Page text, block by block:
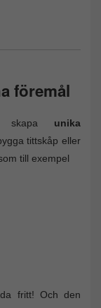
föremål
skapa unika
tittskåp eller
till exempel
fritt! Och den